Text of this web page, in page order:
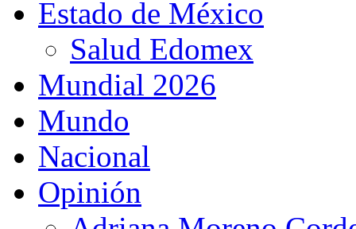
Estado de México
Salud Edomex
Mundial 2026
Mundo
Nacional
Opinión